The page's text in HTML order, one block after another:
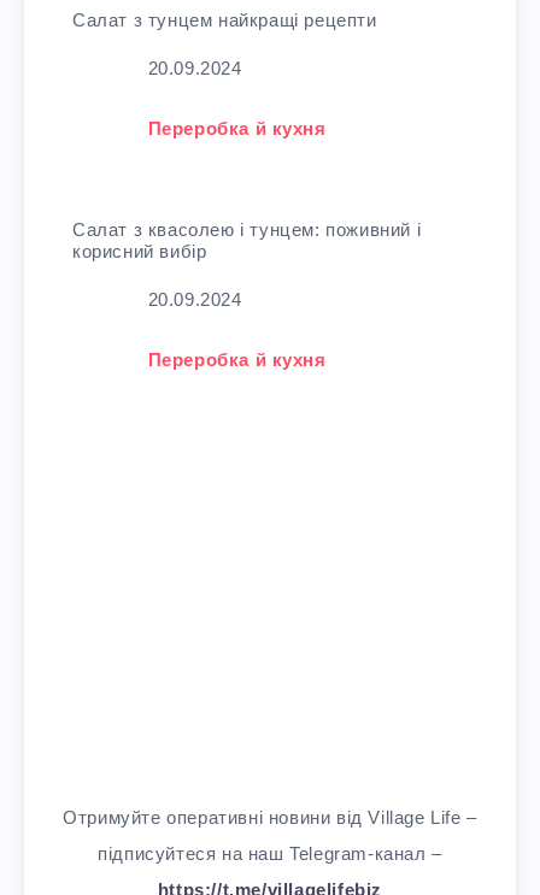
Салат з тунцем найкращі рецепти
20.09.2024
У зв'язку з тим, що
Переробка й кухня
Салат з квасолею і тунцем: поживний і
корисний вибір
20.09.2024
У зв'язку з тим, що
Переробка й кухня
Отримуйте оперативні новини від Village Life –
підписуйтеся на наш Telegram-канал –
https://t.me/villagelifebiz